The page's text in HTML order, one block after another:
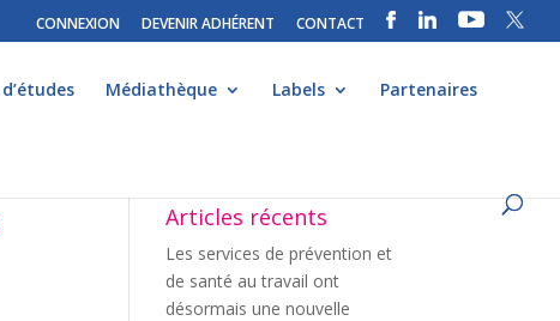
CONNEXION DEVENIR ADHÉRENT CONTACT
Médiathèque Labels Partenaires
Articles récents
Les services de prévention et
de santé au travail ont
désormais une nouvelle